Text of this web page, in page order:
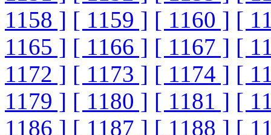
1158 ] [ 1159 ] [ 1160 ] [
1165 ] [ 1166 ] [ 1167 ] [
1172 ] [ 1173 ] [ 1174 ] [
1179 ] [ 1180 ] [ 1181 ] [
1186 ] [ 1187 ] [ 1188 ] [